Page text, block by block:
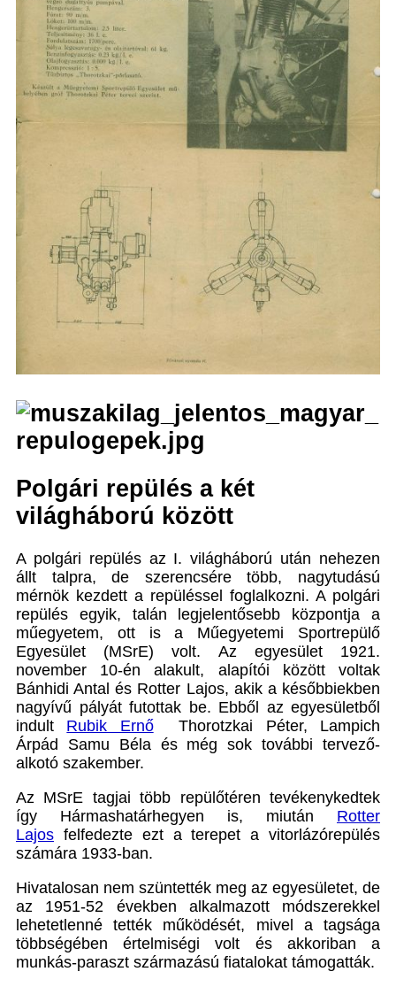
Polgári repülés a két
világháború között
A polgári repülés az I. világháború után nehezen
állt talpra, de szerencsére több, nagytudású
mérnök kezdett a repüléssel foglalkozni. A polgári
repülés egyik, talán legjelentősebb központja a
műegyetem, ott is a Műegyetemi Sportrepülő
Egyesület (MSrE) volt. Az egyesület 1921.
november 10-én alakult, alapítói között voltak
Bánhidi Antal és Rotter Lajos, akik a későbbiekben
nagyívű pályát futottak be. Ebből az egyesületből
indult Rubik ErnőThorotzkai Péter, Lampich
Árpád Samu Béla és még sok további tervező-
alkotó szakember.
Az MSrE tagjai több repülőtéren tevékenykedtek
így Hármashatárhegyen is, miután Rotter
Lajos felfedezte ezt a terepet a vitorlázórepülés
számára 1933-ban.
Hivatalosan nem szüntették meg az egyesületet, de
az 1951-52 években alkalmazott módszerekkel
lehetetlenné tették működését, mivel a tagsága
többségében értelmiségi volt és akkoriban a
munkás-paraszt származású fiatalokat támogatták.